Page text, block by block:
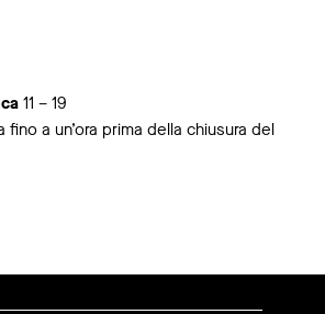
11 – 19
a un’ora prima della chiusura del